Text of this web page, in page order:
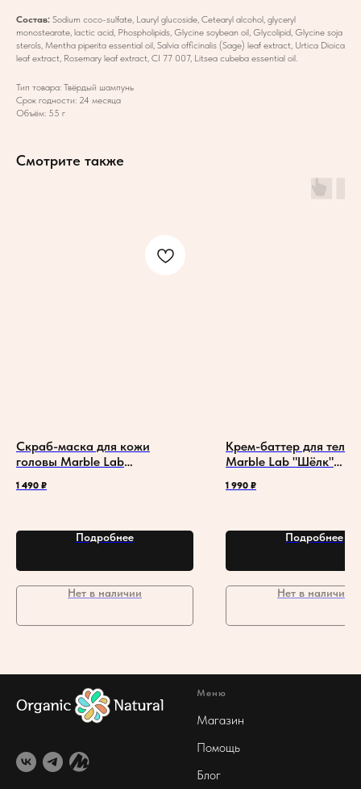
Состав: Sodium coco-sulfate, Lauryl glucoside, Cetearyl alcohol, glyceryl
monostearate, lactic acid, Phospholipids, Glycine soybean oil, Glycolipid, Glycine soja
sterols, Mentha piperita essential oil, Salvia officinalis (Sage) leaf extract, Urtica Dioica
leaf extract, Rosemary leaf extract, CI 77 007, Litsea cubeba essential oil.
Тип товара: Твёрдый шампунь
Срок годности: 24 месяца
Объём: 55 г
Смотрите также
Скраб-маска для кожи
головы Marble Lab
1 490 ₽
Подробнее
Нет в наличии
Крем-баттер для тела
Marble Lab "Шёлк"
1 990 ₽
Подробнее
Нет в наличии
Меню
Магазин
Помощь
Блог